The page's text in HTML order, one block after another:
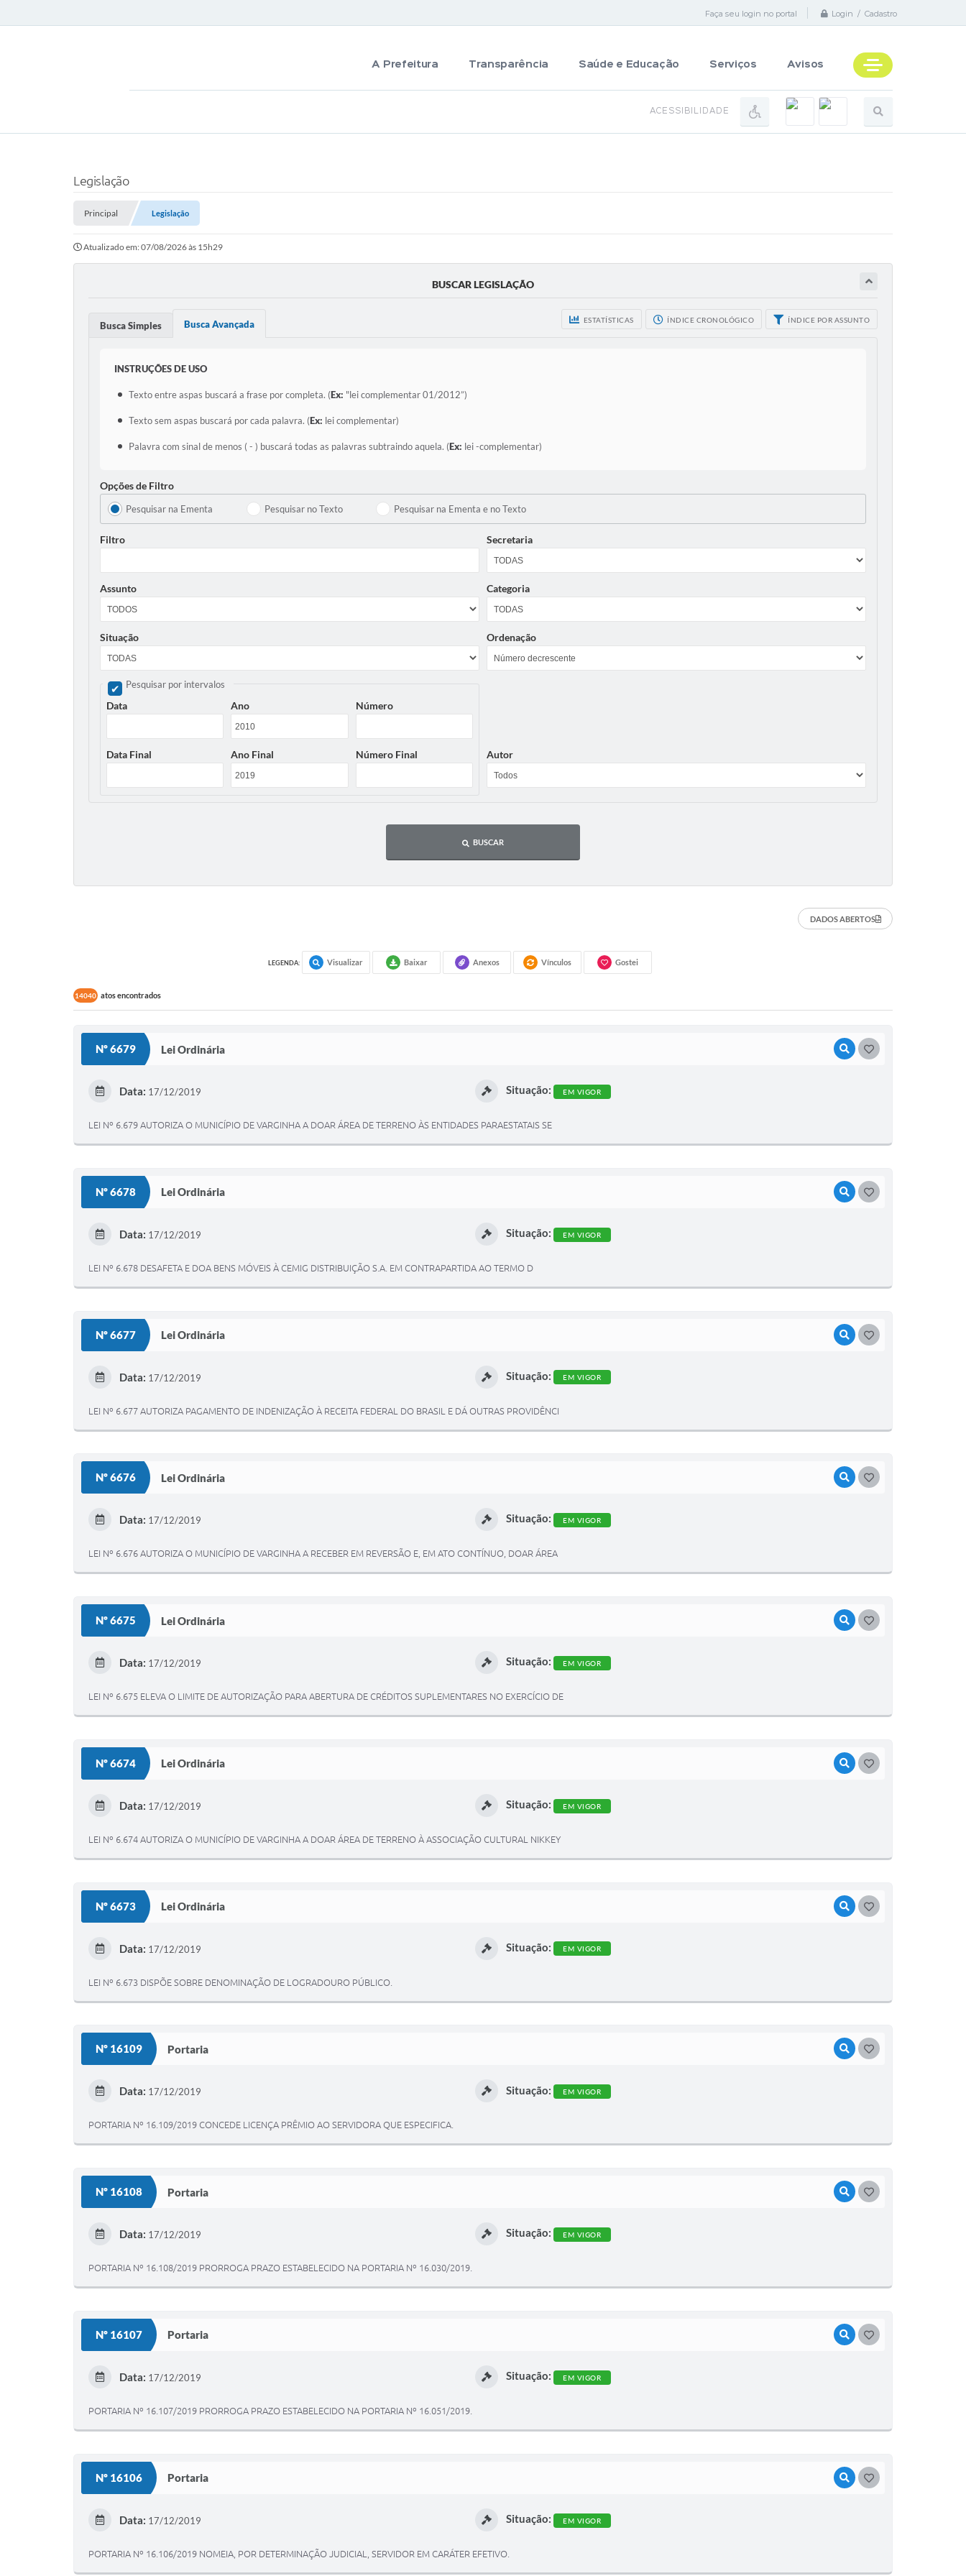
Faça seu login no portal Login / Cadastro
A Prefeitura Transparência Saúde e Educação Serviços Avisos
ACESSIBILIDADE
Legislação
Principal Legislação
Atualizado em: 07/08/2026 às 15h29
BUSCAR LEGISLAÇÃO
ESTATÍSTICAS ÍNDICE CRONOLÓGICO ÍNDICE POR ASSUNTO
Busca Simples Busca Avançada
INSTRUÇÕES DE USO
Texto entre aspas buscará a frase por completa. (Ex: "lei complementar 01/2012”)
Texto sem aspas buscará por cada palavra. (Ex: lei complementar)
Palavra com sinal de menos ( - ) buscará todas as palavras subtraindo aquela. (Ex: lei -complementar)
Opções de Filtro
Pesquisar na Ementa Pesquisar no Texto Pesquisar na Ementa e no Texto
Filtro Secretaria
Assunto Categoria
Situação Ordenação
Pesquisar por intervalos
Data Ano Número
Data Final Ano Final Número Final Autor
BUSCAR
DADOS ABERTOS
LEGENDA: Visualizar Baixar Anexos Vínculos Gostei
14040 atos encontrados
Nº 6679 Lei Ordinária VISUALIZAR
Data: 17/12/2019 Situação: EM VIGOR
LEI Nº 6.679 AUTORIZA O MUNICÍPIO DE VARGINHA A DOAR ÁREA DE TERRENO ÀS ENTIDADES PARAESTATAIS SE
Nº 6678 Lei Ordinária VISUALIZAR
Data: 17/12/2019 Situação: EM VIGOR
LEI Nº 6.678 DESAFETA E DOA BENS MÓVEIS À CEMIG DISTRIBUIÇÃO S.A. EM CONTRAPARTIDA AO TERMO D
Nº 6677 Lei Ordinária VISUALIZAR
Data: 17/12/2019 Situação: EM VIGOR
LEI Nº 6.677 AUTORIZA PAGAMENTO DE INDENIZAÇÃO À RECEITA FEDERAL DO BRASIL E DÁ OUTRAS PROVIDÊNCI
Nº 6676 Lei Ordinária VISUALIZAR
Data: 17/12/2019 Situação: EM VIGOR
LEI Nº 6.676 AUTORIZA O MUNICÍPIO DE VARGINHA A RECEBER EM REVERSÃO E, EM ATO CONTÍNUO, DOAR ÁREA
Nº 6675 Lei Ordinária VISUALIZAR
Data: 17/12/2019 Situação: EM VIGOR
LEI Nº 6.675 ELEVA O LIMITE DE AUTORIZAÇÃO PARA ABERTURA DE CRÉDITOS SUPLEMENTARES NO EXERCÍCIO DE
Nº 6674 Lei Ordinária VISUALIZAR
Data: 17/12/2019 Situação: EM VIGOR
LEI Nº 6.674 AUTORIZA O MUNICÍPIO DE VARGINHA A DOAR ÁREA DE TERRENO À ASSOCIAÇÃO CULTURAL NIKKEY
Nº 6673 Lei Ordinária VISUALIZAR
Data: 17/12/2019 Situação: EM VIGOR
LEI Nº 6.673 DISPÕE SOBRE DENOMINAÇÃO DE LOGRADOURO PÚBLICO.
Nº 16109 Portaria VISUALIZAR
Data: 17/12/2019 Situação: EM VIGOR
PORTARIA Nº 16.109/2019 CONCEDE LICENÇA PRÊMIO AO SERVIDORA QUE ESPECIFICA.
Nº 16108 Portaria VISUALIZAR
Data: 17/12/2019 Situação: EM VIGOR
PORTARIA Nº 16.108/2019 PRORROGA PRAZO ESTABELECIDO NA PORTARIA Nº 16.030/2019.
Nº 16107 Portaria VISUALIZAR
Data: 17/12/2019 Situação: EM VIGOR
PORTARIA Nº 16.107/2019 PRORROGA PRAZO ESTABELECIDO NA PORTARIA Nº 16.051/2019.
Nº 16106 Portaria VISUALIZAR
Data: 17/12/2019 Situação: EM VIGOR
PORTARIA Nº 16.106/2019 NOMEIA, POR DETERMINAÇÃO JUDICIAL, SERVIDOR EM CARÁTER EFETIVO.